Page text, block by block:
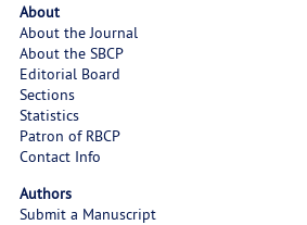
About
About the Journal
About the SBCP
Editorial Board
Sections
Statistics
Patron of RBCP
Contact Info
Authors
Submit a Manuscript